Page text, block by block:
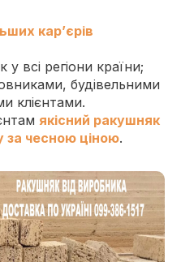
кар’єрів
всі регіони країни;
будівельними
клієнтами.
якісний ракушняк
за чесною ціною.